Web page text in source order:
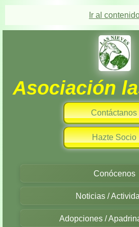
Ir al
Asociación
Contáctanos
Hazte Socio
Conócenos
Noticias /
Adopciones /